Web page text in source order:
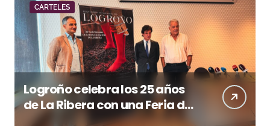
CARTELES
Logroño celebra los 25 años
de La Ribera con una Feria de
San Mateo de máxima